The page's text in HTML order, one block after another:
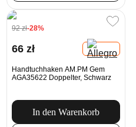
92 zł-28%
66 zł
Handtuchhaken AM.PM Gem
AGA35622 Doppelter, Schwarz
In den Warenkorb